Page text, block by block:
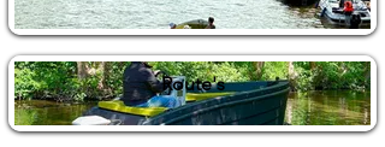
Route's